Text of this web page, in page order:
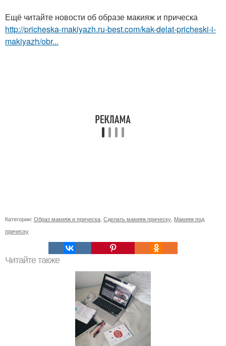
Ещё читайте новости об образе макияж и прическа
http://pricheska-makiyazh.ru-best.com/kak-delat-pricheski-i-
makiyazh/obr...
Категории: Образ макияж и прическа Сделать макияж прическу Макияж под
прическу
Читайте также